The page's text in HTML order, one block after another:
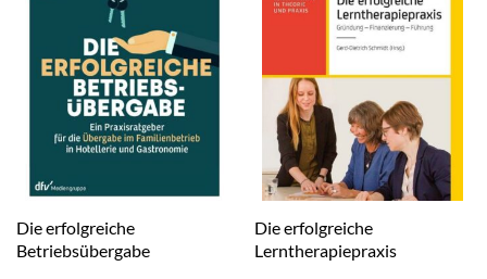
Die erfolgreiche
Betriebsübergabe
Die erfolgreiche
Lerntherapiepraxis